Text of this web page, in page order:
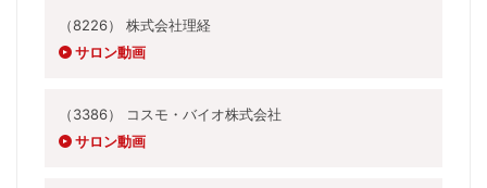
（8226） 株式会社理経
サロン動画
（3386） コスモ・バイオ株式会社
サロン動画